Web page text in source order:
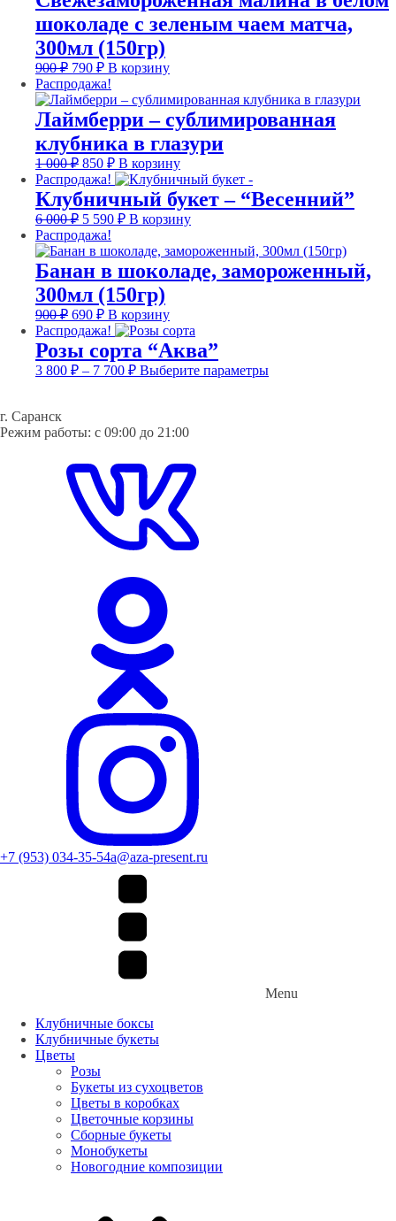
шоколаде с зеленым чаем матча,
300мл (150гр)
900₽ Первоначальная
цена
составляла
900 ₽.
790 ₽Текущая
цена:
790 ₽.
В корзину
Распродажа!
Лаймберри – сублимированная
клубника в глазури
1 000₽ Первоначальная
цена
составляла
1
000 ₽.
850 ₽Текущая
цена:
850 ₽.
В корзину
Распродажа!
Клубничный букет – “Весенний”
6 000₽ Первоначальная
цена
составляла
6
000 ₽.
5 590 ₽Текущая
5
590 ₽.
В корзину
Распродажа!
Банан в шоколаде, замороженный,
300мл (150гр)
900₽ Первоначальная
цена
составляла
900 ₽.
690 ₽Текущая
цена:
690 ₽.
В корзину
Распродажа!
Розы сорта “Аква”
3 800 ₽ – 7 700 ₽Диапазон
–
700 ₽
Выберите параметрыЭтот
г. Саранск
Режим работы: с 09:00 до 21:00
+7 (953) 034-35-54a@aza-present.ru
Menu
Клубничные боксы
Клубничные букеты
Цветы
Розы
Букеты из сухоцветов
Цветы в коробках
Цветочные корзины
Сборные букеты
Монобукеты
Новогодние композиции